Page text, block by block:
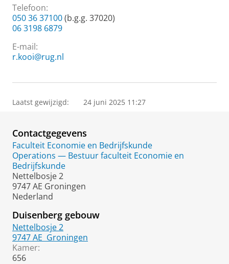
Telefoon:
050 36 37100(b.g.g. 37020)
06 3198 6879
E-mail:
r.kooi@rug.nl
Laatst gewijzigd: 24 juni 2025 11:27
Contactgegevens
Faculteit Economie en Bedrijfskunde
Operations — Bestuur faculteit Economie en
Bedrijfskunde
Nettelbosje 2
9747 AE Groningen
Nederland
Duisenberg gebouw
Nettelbosje 2
9747 AE Groningen
Kamer:
656